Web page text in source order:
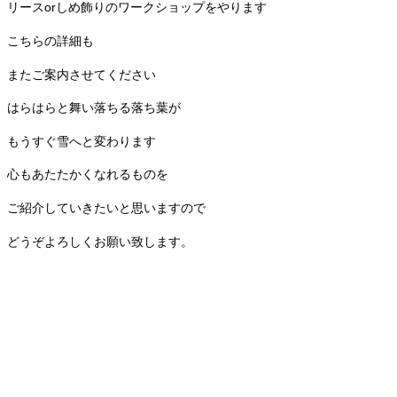
リースorしめ飾りのワークショップをやります
こちらの詳細も
またご案内させてください
はらはらと舞い落ちる落ち葉が
もうすぐ雪へと変わります
心もあたたかくなれるものを
ご紹介していきたいと思いますので
どうぞよろしくお願い致します。